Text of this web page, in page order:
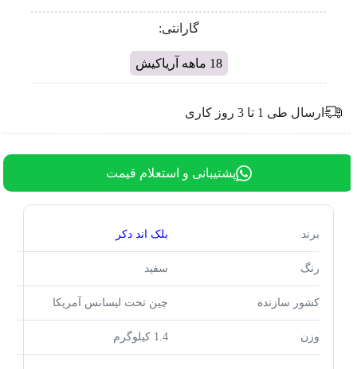
گارانتی:
18 ماهه آریاکیش
ارسال طی 1 تا 3 روز کاری
پشتیبانی و استعلام قیمت
برند بلک اند دکر
رنگ سفید
کشور سازنده چین تحت لیسانس آمریکا
وزن 1.4 کیلوگرم